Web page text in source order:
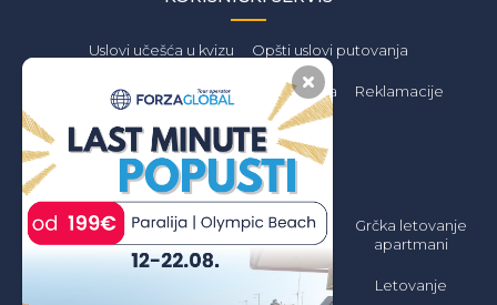
Uslovi učešća u kvizu Opšti uslovi putovanja
Privatnost podataka Zaštita podataka Reklamacije
PONUDA
Letovanje 2026
Jeftino
Grčka Letovanje
2026 Apartmani
Jeftino
Grčka letovanje
apartmani
Letovanje